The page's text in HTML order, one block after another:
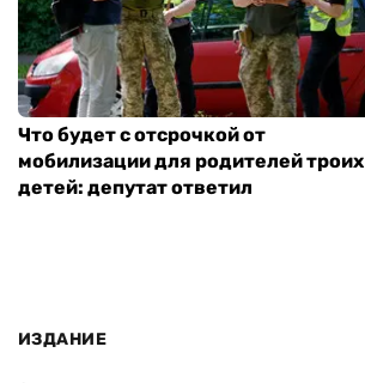
Что будет с отсрочкой от
мобилизации для родителей троих
детей: депутат ответил
ИЗДАНИЕ